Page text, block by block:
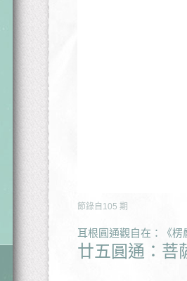
節錄自 105 期
耳根圓通觀自在：《
廿五圓通：菩